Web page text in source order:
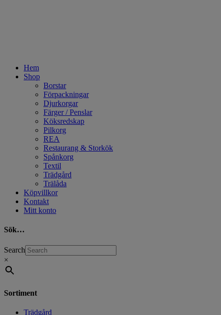
Hem
Shop
Borstar
Förpackningar
Djurkorgar
Färger / Penslar
Köksredskap
Pilkorg
REA
Restaurang & Storkök
Spånkorg
Textil
Trädgård
Trälåda
Köpvillkor
Kontakt
Mitt konto
Sök…
Search
×
Sortiment
Trädgård